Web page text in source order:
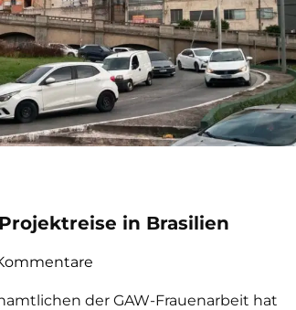
in Brasilien
der GAW-Frauenarbeit hat